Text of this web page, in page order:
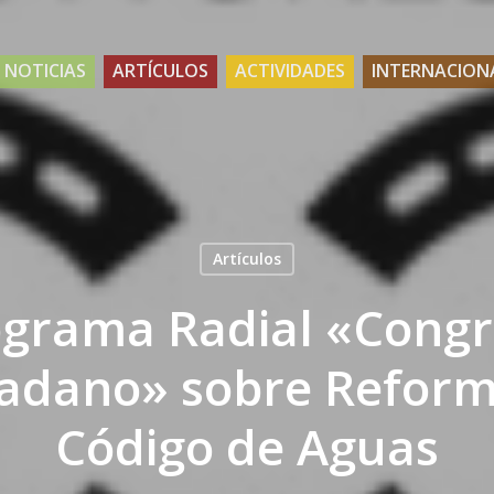
NOTICIAS ARTÍCULOS ACTIVIDADES
Artículos
Radial
sobre
Código de Aguas